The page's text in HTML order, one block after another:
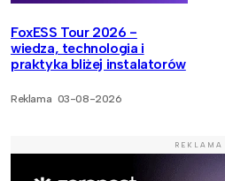
FoxESS Tour 2026 -
wiedza, technologia i
praktyka bliżej instalatorów
Reklama 03-08-2026
REKLAMA